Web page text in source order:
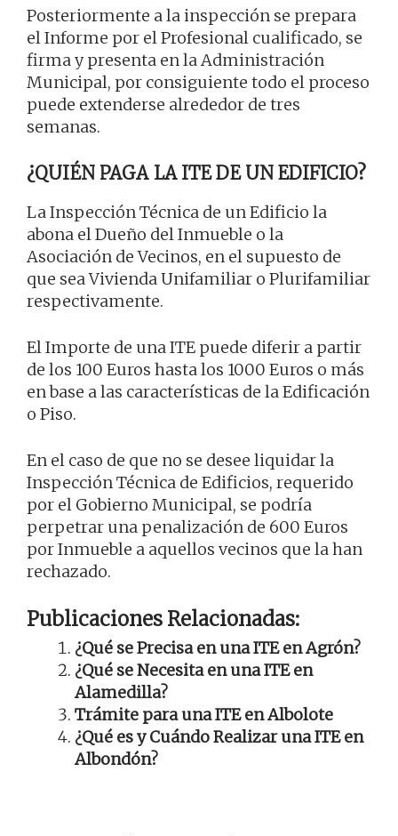
Posteriormente a la inspección se prepara
el Informe por el Profesional cualificado, se
firma y presenta en la Administración
Municipal, por consiguiente todo el proceso
puede extenderse alrededor de tres
semanas.
¿QUIÉN PAGA LA ITE DE UN EDIFICIO?
La Inspección Técnica de un Edificio la
abona el Dueño del Inmueble o la
Asociación de Vecinos, en el supuesto de
que sea Vivienda Unifamiliar o Plurifamiliar
respectivamente.
El Importe de una ITE puede diferir a partir
de los 100 Euros hasta los 1000 Euros o más
en base a las características de la Edificación
o Piso.
En el caso de que no se desee liquidar la
Inspección Técnica de Edificios, requerido
por el Gobierno Municipal, se podría
perpetrar una penalización de 600 Euros
por Inmueble a aquellos vecinos que la han
rechazado.
Publicaciones Relacionadas:
¿Qué se Precisa en una ITE en Agrón?
¿Qué se Necesita en una ITE en
Alamedilla?
Trámite para una ITE en Albolote
¿Qué es y Cuándo Realizar una ITE en
Albondón?